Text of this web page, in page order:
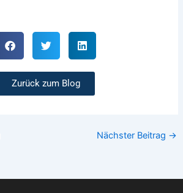
Zurück zum Blog
Nächster Beitrag →